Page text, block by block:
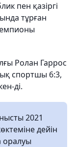
пен қазіргі
тұрған
Ролан Гаррос
спортшы 6:3,
ді.
2021
дейін
оралуы